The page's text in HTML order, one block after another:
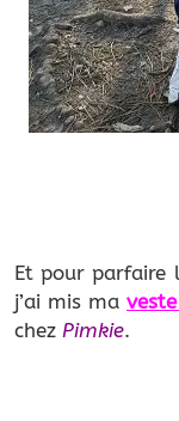
Et pour parfaire
j’ai mis ma
chez Pimkie.